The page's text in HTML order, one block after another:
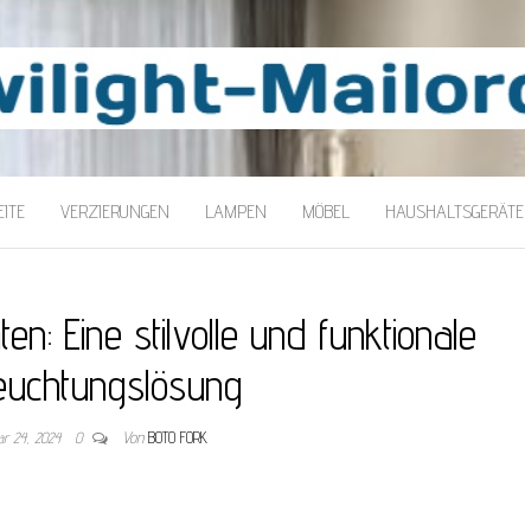
VERZIERUNGEN LAMPEN MÖBEL HAUSHALTSGERÄTE
Eine stilvolle und funktionale
24, 2024 0 Von BOTO FORK